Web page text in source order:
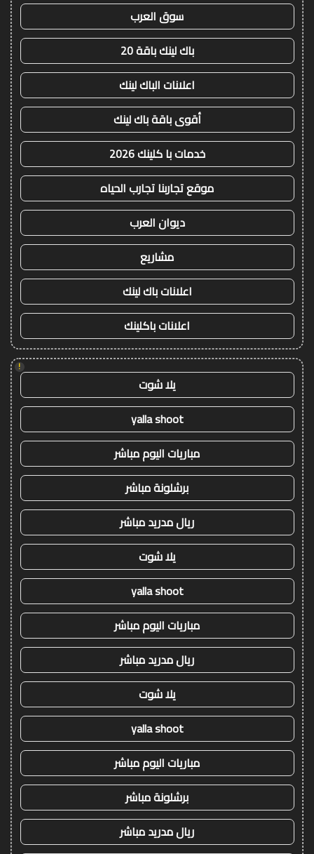
سوق العرب
باك لينك باقة 20
اعلانات الباك لينك
أقوى باقة باك لينك
خدمات با كلينك 2026
موقع تجاربنا تجارب الحياه
ديوان العرب
مشاريع
اعلانات باك لينك
اعلانات باكلينك
!
يلا شوت
yalla shoot
مباريات اليوم مباشر
برشلونة مباشر
ريال مدريد مباشر
يلا شوت
yalla shoot
مباريات اليوم مباشر
ريال مدريد مباشر
يلا شوت
yalla shoot
مباريات اليوم مباشر
برشلونة مباشر
ريال مدريد مباشر